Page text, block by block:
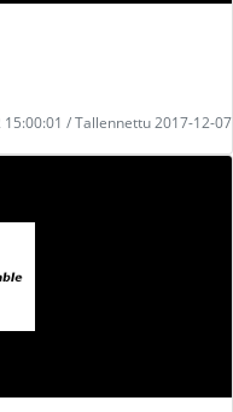
15:00:01 / Tallennettu 2017-12-07